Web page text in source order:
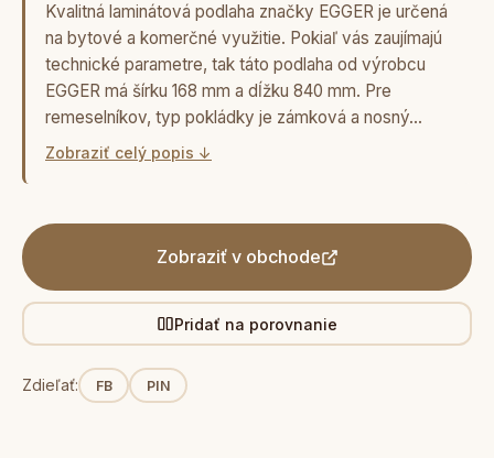
Kvalitná laminátová podlaha značky EGGER je určená
na bytové a komerčné využitie. Pokiaľ vás zaujímajú
technické parametre, tak táto podlaha od výrobcu
EGGER má šírku 168 mm a dĺžku 840 mm. Pre
remeselníkov, typ pokládky je zámková a nosný…
Zobraziť celý popis ↓
Zobraziť v obchode
Pridať na porovnanie
Zdieľať: FB PIN